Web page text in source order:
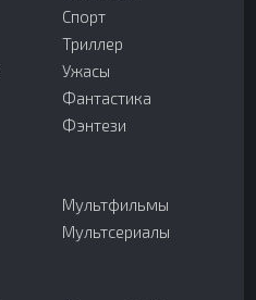
Cпорт
Триллер
Ужасы
Фантастика
Фэнтези
Мультфильмы
Мультсериалы